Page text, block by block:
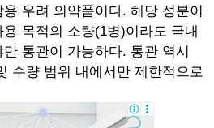
우려 의약품이다. 해당 성분이
목적의 소량(1병)이라도 국내
통관이 가능하다. 통관 역시
수량 범위 내에서만 제한적으로